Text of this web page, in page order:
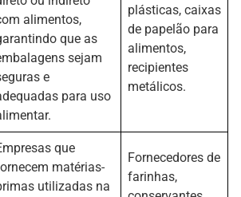
alimentos,
que as
sejam
e
para uso
plásticas, caixas
de papelão para
alimentos,
recipientes
metálicos.
que
matérias-
utilizadas na
Fornecedores de
farinhas,